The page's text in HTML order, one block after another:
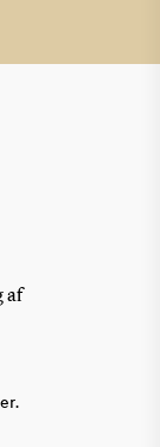
af